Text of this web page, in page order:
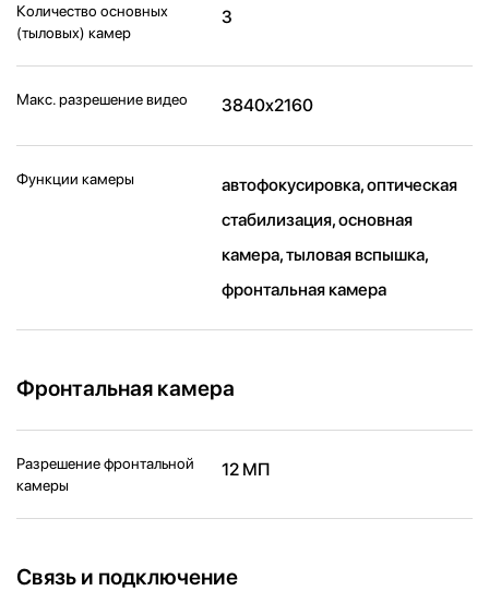
Количество основных
(тыловых) камер
3
Макс. разрешение видео 3840x2160
Функции камеры
автофокусировка, оптическая
стабилизация, основная
камера, тыловая вспышка,
фронтальная камера
Фронтальная камера
Разрешение фронтальной
камеры
12 МП
Связь и подключение